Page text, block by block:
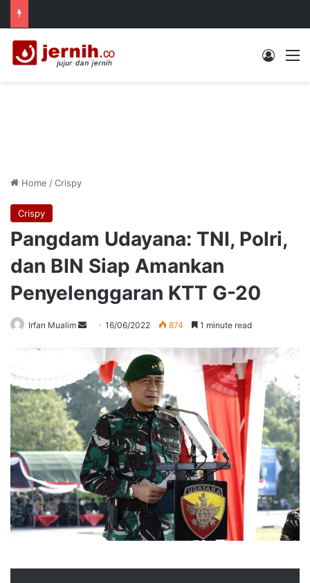
Log In
Home /Crispy
Crispy
Pangdam Udayana: TNI, Polri,
dan BIN Siap Amankan
Penyelenggaran KTT G-20
Irfan Mualim
Send16/06/2022 874 1 minute read